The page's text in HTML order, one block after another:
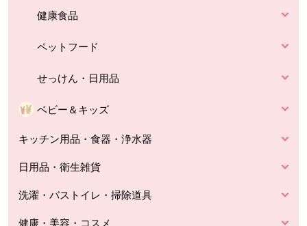
健康食品
ペットフード
せっけん・日用品
ベビー＆キッズ
キッチン用品・食器・浄水器
日用品・衛生雑貨
洗濯・バストイレ・掃除道具
健康・美容・コスメ